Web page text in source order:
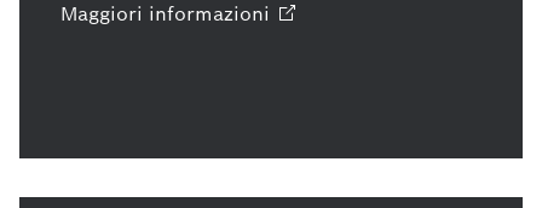
Maggiori informazioni